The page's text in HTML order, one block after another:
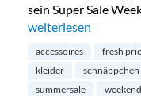
sein Super Sale
„Summersale bei
weiterlesen
accessoires fresh
kleider
schnäppchen
summersale
weekend